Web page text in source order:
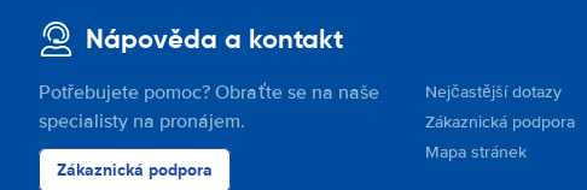
Nápověda a kontakt
Potřebujete pomoc? Obraťte se na naše
specialisty na pronájem.
Zákaznická podpora
Nejčastější dotazy
Zákaznická podpora
Mapa stránek